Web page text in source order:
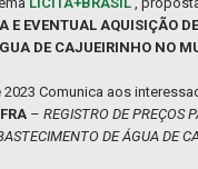
EVENTUAL AQUISIÇÃO
DE CAJUEIRINHO NO
Comunica aos
– REGISTRO DE PREÇOS
DE ÁGUA DE